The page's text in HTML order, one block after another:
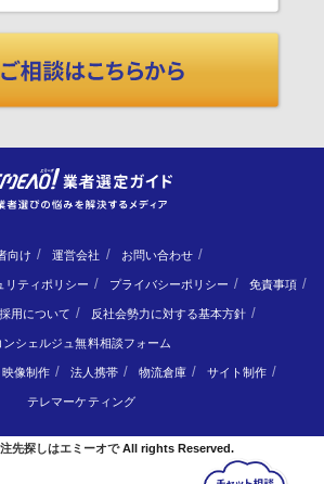
向け 運営会社 お問い合わせ
リティポリシー プライバシーポリシー 免責事項
採用について 反社会勢力に対する基本方針
ンシェルジュ無料相談フォーム
映像制作 法人携帯 物流倉庫 サイト制作
テレマーケティング
先探しはエミーオでAll rights Reserved.